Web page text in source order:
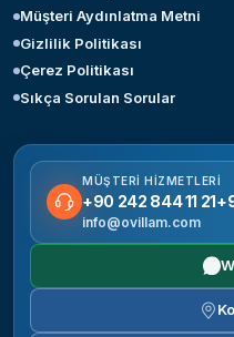
Müşteri Aydınlatma Metni
Gizlilik Politikası
Çerez Politikası
Sıkça Sorulan Sorular
MÜŞTERI HIZMETLERI
+90 242 844 11 21
info@ovillam.com